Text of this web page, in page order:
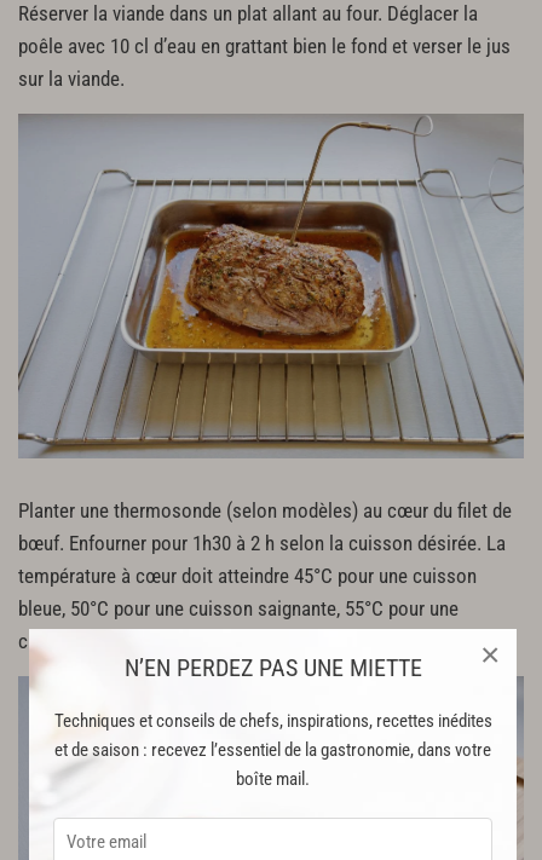
N’EN PERDEZ PAS UNE MIETTE
Techniques et conseils de chefs, inspirations, recettes inédites
et de saison : recevez l’essentiel de la gastronomie, dans votre
boîte mail.
×
Réserver la viande dans un plat allant au four. Déglacer la
poêle avec 10 cl d’eau en grattant bien le fond et verser le jus
sur la viande.
Planter une thermosonde (selon modèles) au cœur du filet de
bœuf. Enfourner pour 1h30 à 2 h selon la cuisson désirée. La
température à cœur doit atteindre 45°C pour une cuisson
bleue, 50°C pour une cuisson saignante, 55°C pour une
cuisson à point et plus de 60°C pour une viande bien cuite.